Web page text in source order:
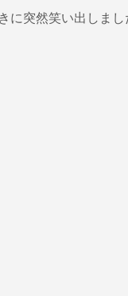
に突然笑い出しまし